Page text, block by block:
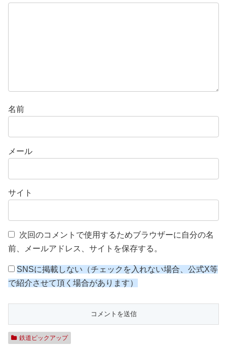
名前
メール
サイト
次回のコメントで使用するためブラウザーに自分の名
前、メールアドレス、サイトを保存する。
SNSに掲載しない（チェックを入れない場合、公式X等
で紹介させて頂く場合があります）
鉄道ピックアップ